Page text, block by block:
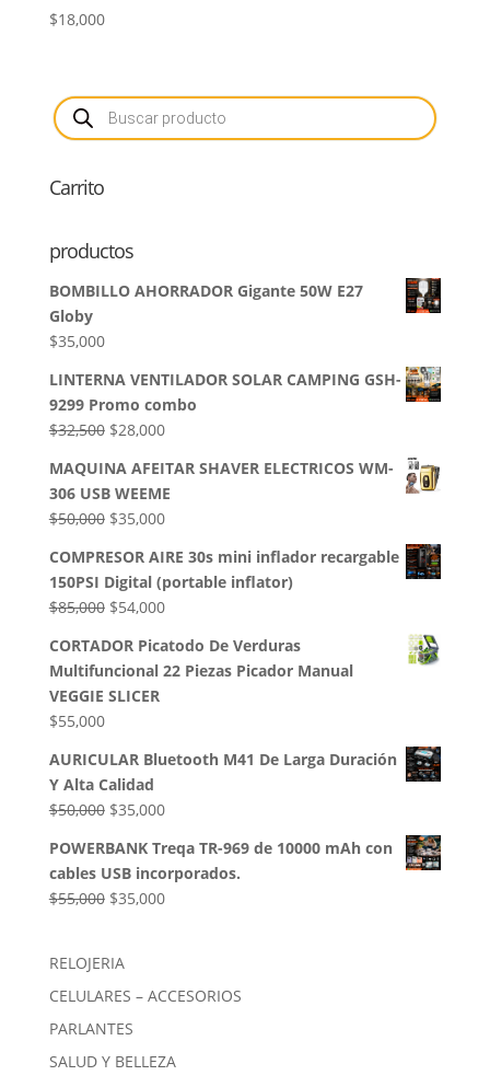
$18,000
Búsqueda
de
productos
Carrito
productos
BOMBILLO AHORRADOR Gigante 50W E27
Globy
$35,000
LINTERNA VENTILADOR SOLAR CAMPING GSH-
9299 Promo combo
$32,500 El
original
era:
$32,500.
$28,000El
actual
es:
$28,000.
MAQUINA AFEITAR SHAVER ELECTRICOS WM-
306 USB WEEME
$50,000 El
original
era:
$50,000.
$35,000El
actual
es:
$35,000.
COMPRESOR AIRE 30s mini inflador recargable
150PSI Digital (portable inflator)
$85,000 El
original
era:
$85,000.
$54,000El
actual
es:
CORTADOR Picatodo De Verduras
Multifuncional 22 Piezas Picador Manual
VEGGIE SLICER
$55,000
AURICULAR Bluetooth M41 De Larga Duración
Y Alta Calidad
$50,000 El
original
era:
$50,000.
$35,000El
actual
es:
$35,000.
POWERBANK Treqa TR-969 de 10000 mAh con
cables USB incorporados.
$55,000 El
era:
$55,000.
$35,000El
$35,000.
RELOJERIA
CELULARES – ACCESORIOS
PARLANTES
SALUD Y BELLEZA